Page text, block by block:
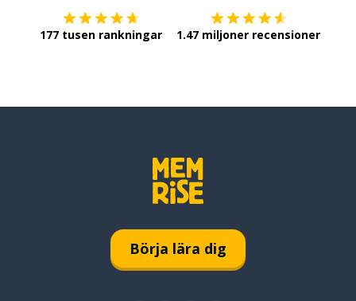
177 tusen rankningar 1.47 miljoner recensioner
Börja lära dig